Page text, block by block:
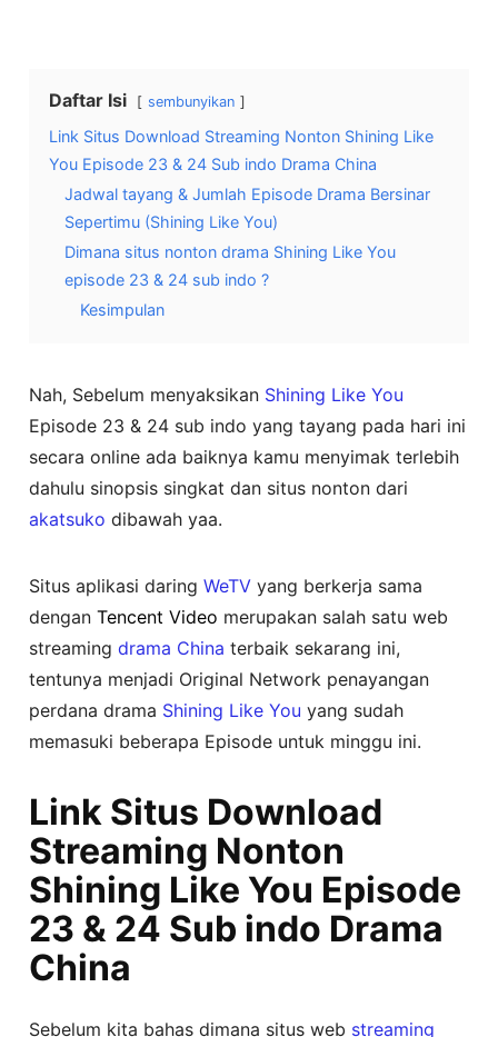
Daftar Isi sembunyikan
Link Situs Download Streaming Nonton Shining Like
You Episode 23 & 24 Sub indo Drama China
Jadwal tayang & Jumlah Episode Drama Bersinar
Sepertimu (Shining Like You)
Dimana situs nonton drama Shining Like You
episode 23 & 24 sub indo ?
Kesimpulan
Nah, Sebelum menyaksikan Shining Like You
Episode 23 & 24 sub indo yang tayang pada hari ini
secara online ada baiknya kamu menyimak terlebih
dahulu sinopsis singkat dan situs nonton dari
akatsuko dibawah yaa.
Situs aplikasi daringWeTV yang berkerja sama
denganTencent Video merupakan salah satu web
streamingdrama China terbaik sekarang ini,
tentunya menjadi Original Network penayangan
perdana drama Shining Like You yang sudah
memasuki beberapa Episode untuk minggu ini.
Link Situs Download
Streaming Nonton
Shining Like You Episode
23 & 24 Sub indo Drama
China
Sebelum kita bahas dimana situs web streaming